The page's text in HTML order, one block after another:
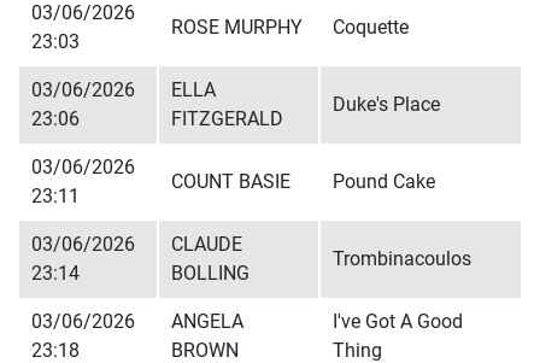
03/06/2026
23:03
ROSE MURPHY Coquette
03/06/2026
23:06
ELLA
FITZGERALD
Duke's Place
03/06/2026
23:11
COUNT BASIE Pound Cake
03/06/2026
23:14
CLAUDE
BOLLING
Trombinacoulos
03/06/2026
23:18
ANGELA
BROWN
I've Got A Good
Thing